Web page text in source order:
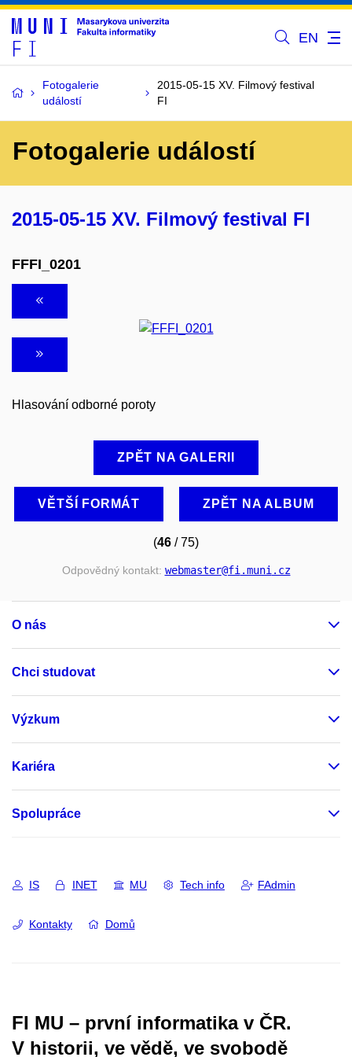
EN
Fotogalerie
událostí
2015-05-15 XV. Filmový festival
FI
Fotogalerie událostí
2015-05-15 XV. Filmový festival FI
FFFI_0201
Hlasování odborné poroty
ZPĚT NA GALERII
VĚTŠÍ FORMÁT ZPĚT NA ALBUM
(46 / 75)
Odpovědný kontakt: webmaster@fi .muni .cz
O nás
Chci studovat
Výzkum
Kariéra
Spolupráce
IS INET MU Tech info FAdmin
Kontakty Domů
FI MU – první informatika v ČR.
V historii, ve vědě, ve svobodě